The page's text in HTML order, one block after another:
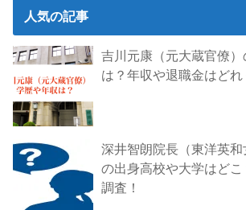
人気の記事
吉川元康（元大蔵官僚）
は？年収や退職金はどれ
深井智朗院長（東洋英和
の出身高校や大学はどこ
調査！